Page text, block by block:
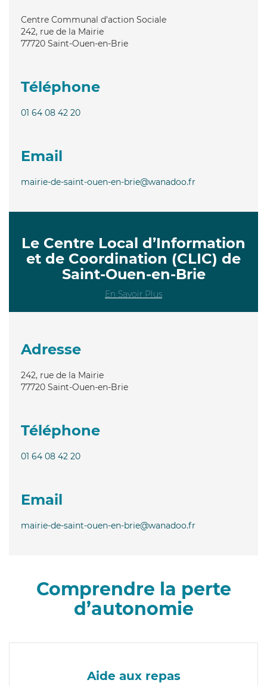
Centre Communal d'action Sociale
242, rue de la Mairie
77720 Saint-Ouen-en-Brie
Téléphone
01 64 08 42 20
Email
mairie-de-saint-ouen-en-brie@wanadoo.fr
Le Centre Local d’Information
et de Coordination (CLIC) de
Saint-Ouen-en-Brie
En Savoir Plus
Adresse
242, rue de la Mairie
77720 Saint-Ouen-en-Brie
Téléphone
01 64 08 42 20
Email
mairie-de-saint-ouen-en-brie@wanadoo.fr
Comprendre la perte
d’autonomie
Aide aux repas